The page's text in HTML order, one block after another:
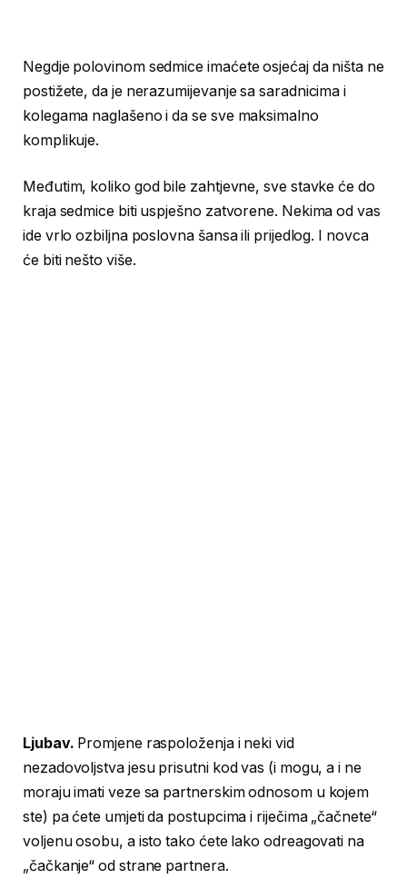
Negdje polovinom sedmice imaćete osjećaj da ništa ne
postižete, da je nerazumijevanje sa saradnicima i
kolegama naglašeno i da se sve maksimalno
komplikuje.
Međutim, koliko god bile zahtjevne, sve stavke će do
kraja sedmice biti uspješno zatvorene. Nekima od vas
ide vrlo ozbiljna poslovna šansa ili prijedlog. I novca
će biti nešto više.
Ljubav. Promjene raspoloženja i neki vid
nezadovoljstva jesu prisutni kod vas (i mogu, a i ne
moraju imati veze sa partnerskim odnosom u kojem
ste) pa ćete umjeti da postupcima i riječima „čačnete“
voljenu osobu, a isto tako ćete lako odreagovati na
„čačkanje“ od strane partnera.